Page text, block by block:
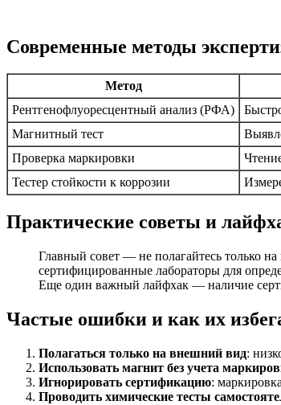
Современные методы
Метод
Рентгенофлуоресцентный анализ (РФА)
Магнитный тест
Проверка маркировки
Тестер стойкости к коррозии
Практические советы и
Главный совет — не полагайтесь только
сертифицированные лабораторы для
Еще один важный лайфхак — наличие
Частые ошибки и как их
Полагаться только на внешний вид:
Использовать магнит без учета
Игнорировать сертификацию:
Проводить химические тесты